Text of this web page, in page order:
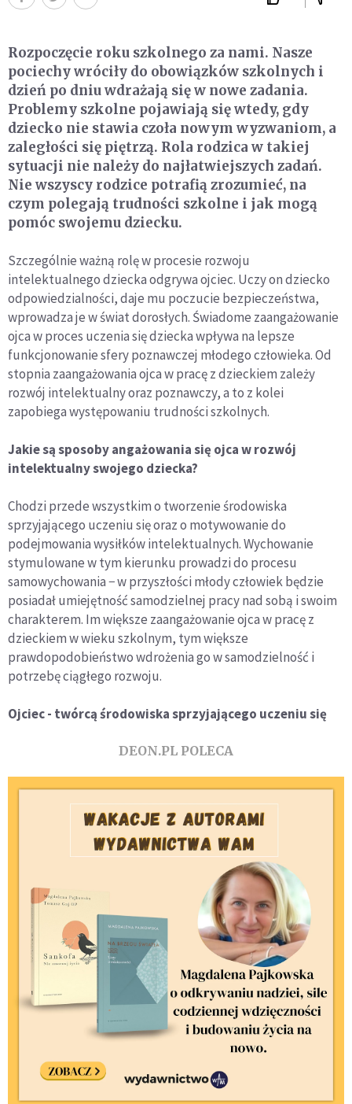
Rozpoczęcie roku szkolnego za nami. Nasze
pociechy wróciły do obowiązków szkolnych i
dzień po dniu wdrażają się w nowe zadania.
Problemy szkolne pojawiają się wtedy, gdy
dziecko nie stawia czoła nowym wyzwaniom, a
zaległości się piętrzą. Rola rodzica w takiej
sytuacji nie należy do najłatwiejszych zadań.
Nie wszyscy rodzice potrafią zrozumieć, na
czym polegają trudności szkolne i jak mogą
pomóc swojemu dziecku.
Szczególnie ważną rolę w procesie rozwoju
intelektualnego dziecka odgrywa ojciec. Uczy on dziecko
odpowiedzialności, daje mu poczucie bezpieczeństwa,
wprowadza je w świat dorosłych. Świadome zaangażowanie
ojca w proces uczenia się dziecka wpływa na lepsze
funkcjonowanie sfery poznawczej młodego człowieka. Od
stopnia zaangażowania ojca w pracę z dzieckiem zależy
rozwój intelektualny oraz poznawczy, a to z kolei
zapobiega występowaniu trudności szkolnych.
Jakie są sposoby angażowania się ojca w rozwój
intelektualny swojego dziecka?
Chodzi przede wszystkim o tworzenie środowiska
sprzyjającego uczeniu się oraz o motywowanie do
podejmowania wysiłków intelektualnych. Wychowanie
stymulowane w tym kierunku prowadzi do procesu
samowychowania − w przyszłości młody człowiek będzie
posiadał umiejętność samodzielnej pracy nad sobą i swoim
charakterem. Im większe zaangażowanie ojca w pracę z
dzieckiem w wieku szkolnym, tym większe
prawdopodobieństwo wdrożenia go w samodzielność i
potrzebę ciągłego rozwoju.
Ojciec - twórcą środowiska sprzyjającego uczeniu się
DEON.PL POLECA